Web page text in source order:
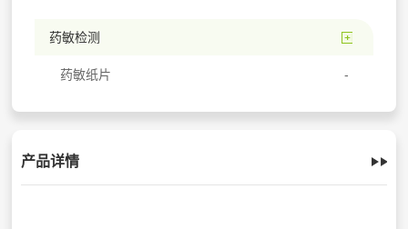
药敏检测
药敏纸片
产品详情